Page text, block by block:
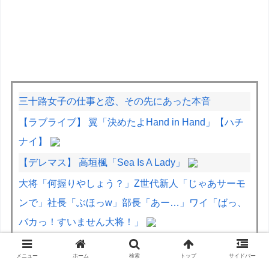
三十路女子の仕事と恋、その先にあった本音
【ラブライブ】 翼「決めたよHand in Hand」【ハチ
ナイ】
【デレマス】 高垣楓「Sea Is A Lady」
大将「何握りやしょう？」Z世代新人「じゃあサーモ
ンで」社長「ぶほっw」部長「あー…」ワイ「ばっ、
バカっ！すいません大将！」
なぜこんなに多くの物が中国製なのか？…米メディ
メニュー ホーム 検索 トップ サイドバー